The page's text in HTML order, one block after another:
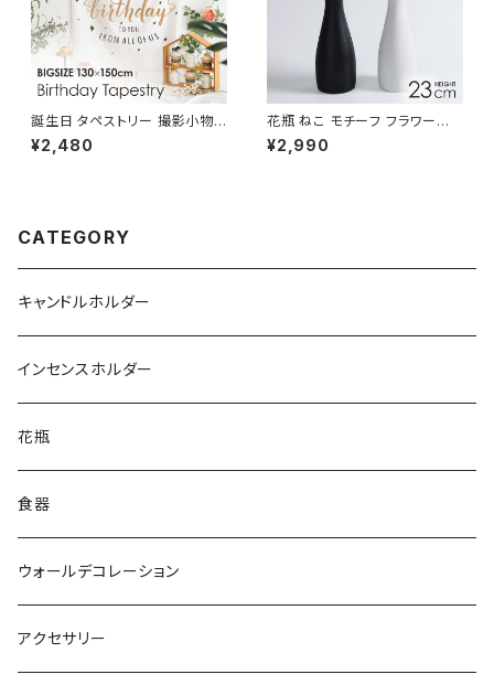
誕生日 タペストリー 撮影小物
ハッピーバースデー 壁飾り TP
ST005-A
¥2,480
花瓶 ねこ モチーフ フラワーベ
ース 陶器 白 黒 おしゃれ 置物
NTFV021
¥2,990
CATEGORY
キャンドルホルダー
インセンスホルダー
花瓶
食器
ウォールデコレーション
アクセサリー